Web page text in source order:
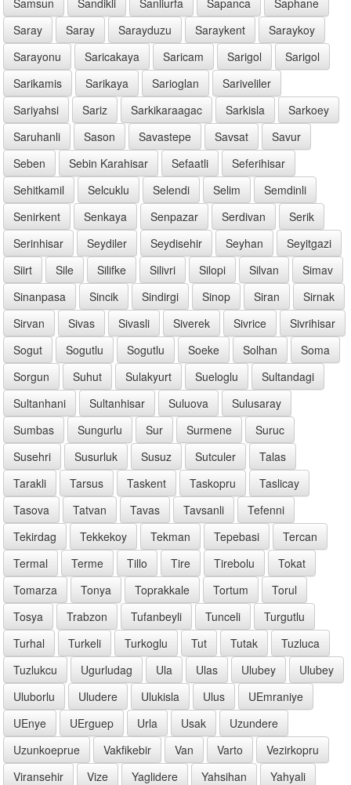
Saray
Saray Sarayduzu Saraykent
Saraykoy
Sarayonu
Saricakaya Saricam Sarigol
Sarigol
Sarikamis
Sarikaya Sarioglan
Sariveliler
Sariyahsi
Sariz Sarkikaraagac Sarkisla
Sarkoey
Saruhanli
Sason Savastepe Savsat
Savur
Seben
Sebin Karahisar Sefaatli
Seferihisar
Sehitkamil
Selcuklu Selendi Selim
Semdinli
Senirkent
Senkaya Senpazar Serdivan
Serik
Serinhisar
Seydiler Seydisehir Seyhan
Seyitgazi
Siirt
Sile Silifke Silivri Silopi Silvan
Simav
Sinanpasa
Sincik Sindirgi Sinop Siran
Sirnak
Sirvan
Sivas Sivasli Siverek Sivrice
Sivrihisar
Sogut
Sogutlu Sogutlu Soeke Solhan
Soma
Sorgun
Suhut Sulakyurt Sueloglu
Sultandagi
Sultanhani
Sultanhisar Suluova
Sulusaray
Sumbas
Sungurlu Sur Surmene
Suruc
Susehri
Susurluk Susuz Sutculer
Talas
Tarakli
Tarsus Taskent Taskopru
Taslicay
Tasova
Tatvan Tavas Tavsanli
Tefenni
Tekirdag
Tekkekoy Tekman Tepebasi
Tercan
Termal
Terme Tillo Tire Tirebolu
Tokat
Tomarza
Tonya Toprakkale Tortum
Torul
Tosya
Trabzon Tufanbeyli Tunceli
Turgutlu
Turhal
Turkeli Turkoglu Tut Tutak
Tuzluca
Tuzlukcu
Ugurludag Ula Ulas Ulubey
Ulubey
Uluborlu
Uludere Ulukisla Ulus
UEmraniye
UEnye
UErguep Urla Usak
Uzundere
Uzunkoeprue
Vakfikebir Van Varto
Vezirkopru
Viransehir
Vize Yaglidere Yahsihan
Yahyali